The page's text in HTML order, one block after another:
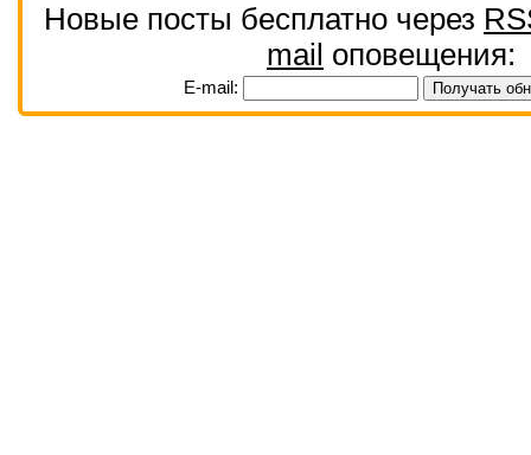
Новые посты бесплатно через
mail оповещения:
E-mail: